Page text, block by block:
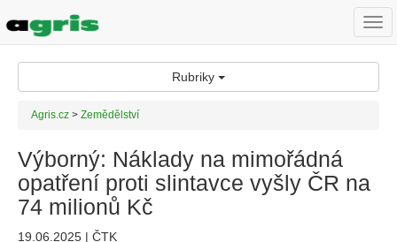
Rubriky
Agris.cz > Zemědělství
Výborný: Náklady na mimořádná
opatření proti slintavce vyšly ČR na
74 milionů Kč
19.06.2025 | ČTK